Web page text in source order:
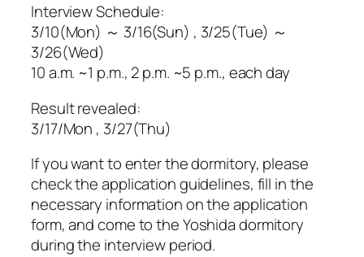
Interview Schedule:
3/10(Mon) ～ 3/16(Sun) , 3/25(Tue) ～
3/26(Wed)
10 a.m. ~1 p.m., 2 p.m. ~5 p.m., each day
Result revealed:
3/17/Mon , 3/27(Thu)
If you want to enter the dormitory, please
check the application guidelines, fill in the
necessary information on the application
form, and come to the Yoshida dormitory
during the interview period.